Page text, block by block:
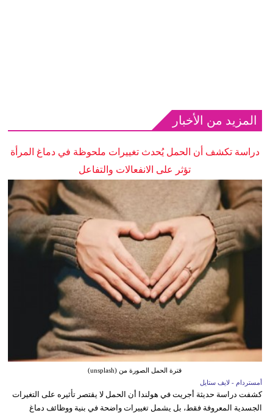
المزيد من الأخبار
دراسة تكشف أن الحمل يُحدث تغييرات ملحوظة في دماغ المرأة
تؤثر على الانفعالات والتفاعل
فترة الحمل الصورة من (unsplash)
أمستردام - لايف ستايل
كشفت دراسة حديثة أجريت في هولندا أن الحمل لا يقتصر تأثيره على التغيرات
الجسدية المعروفة فقط، بل يشمل تغييرات واضحة في بنية ووظائف دماغ